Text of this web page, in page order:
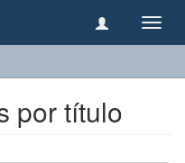
por título